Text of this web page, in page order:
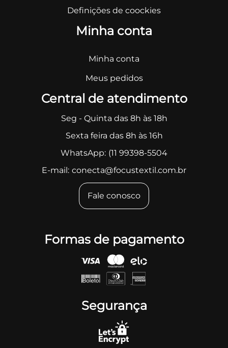
Definições de coockies
Minha conta
Minha conta
Meus pedidos
Central de atendimento
Seg - Quinta das 8h às 18h
Sexta feira das 8h às 16h
WhatsApp: (11 99398-5504
E-mail: conecta@focustextil.com.br
Fale conosco
Formas de pagamento
Segurança